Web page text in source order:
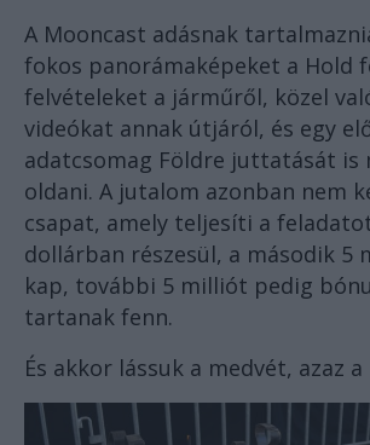
A Mooncast adásnak
fokos panorámaképeket a Hold
felvételeket a járműről, közel
videókat annak útjáról, és egy
adatcsomag Földre juttatását is
oldani. A jutalom azonban nem
csapat, amely teljesíti a
dollárban részesül, a második 5
kap, további 5 milliót pedig
tartanak fenn.
És akkor lássuk a medvét, azaz